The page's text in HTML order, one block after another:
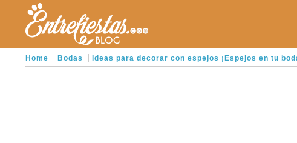
Home Bodas Ideas para decorar con espejos ¡Espejos en tu